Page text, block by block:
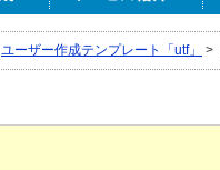
ユーザー作成テンプレート「utf」 >